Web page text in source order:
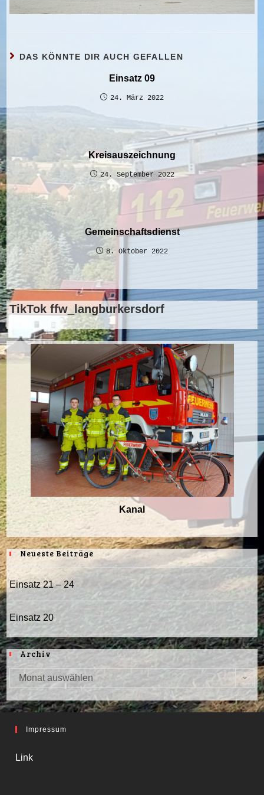
DAS KÖNNTE DIR AUCH GEFALLEN
Einsatz 09
24. März 2022
Kreisauszeichnung
24. September 2022
Gemeinschaftsdienst
8. Oktober 2022
TikTok ffw_langburkersdorf
Kanal
Neueste Beiträge
Einsatz 21 – 24
Einsatz 20
Archiv
Archiv
Monat auswählen
Impressum
Link